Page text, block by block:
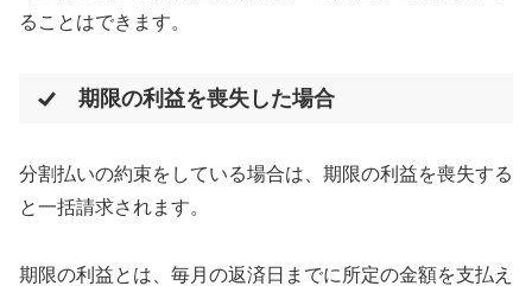
ることはできます。
期限の利益を喪失した場合
分割払いの約束をしている場合は、期限の利益を喪失する
と一括請求されます。
期限の利益とは、毎月の返済日までに所定の金額を支払え